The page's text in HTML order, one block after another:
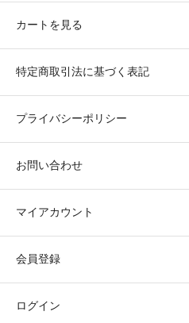
カートを見る
特定商取引法に基づく表記
プライバシーポリシー
お問い合わせ
マイアカウント
会員登録
ログイン